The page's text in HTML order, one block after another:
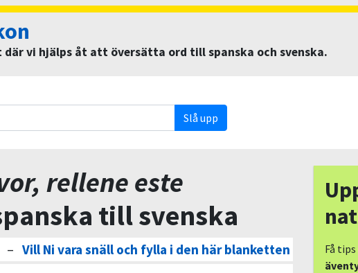
där vi hjälps åt att översätta ord till spanska och svenska.
Slå upp
rellene este
till svenska
– Vill Ni vara snäll och fylla i den här blanketten
Få